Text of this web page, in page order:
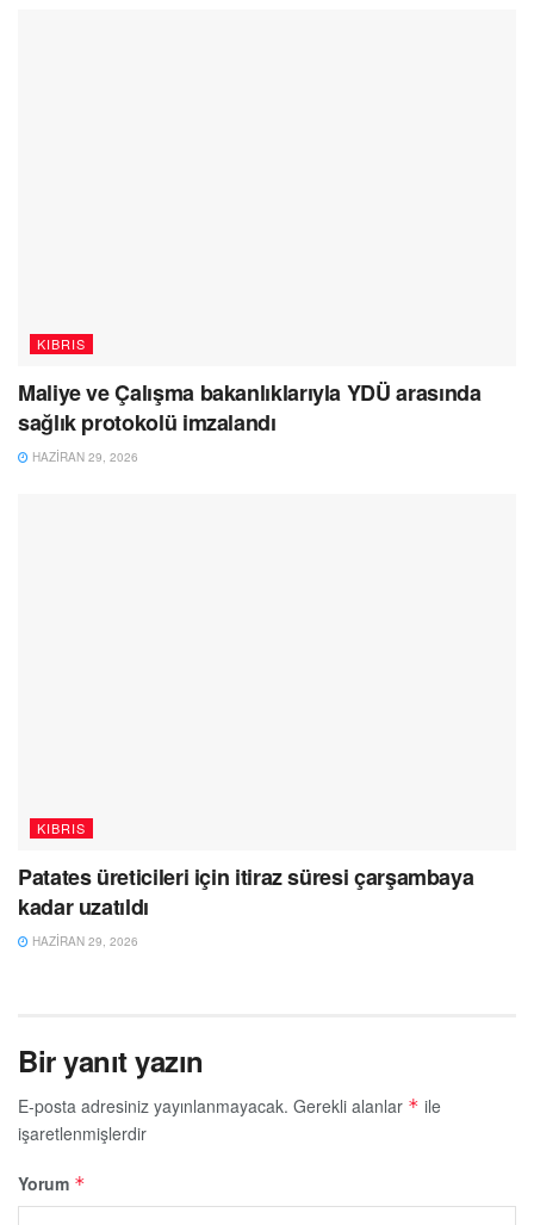
KIBRIS
Maliye ve Çalışma bakanlıklarıyla YDÜ arasında
sağlık protokolü imzalandı
HAZIRAN 29, 2026
KIBRIS
Patates üreticileri için itiraz süresi çarşambaya
kadar uzatıldı
HAZIRAN 29, 2026
Bir yanıt yazın
E-posta adresiniz yayınlanmayacak. Gerekli alanlar * ile
işaretlenmişlerdir
Yorum *